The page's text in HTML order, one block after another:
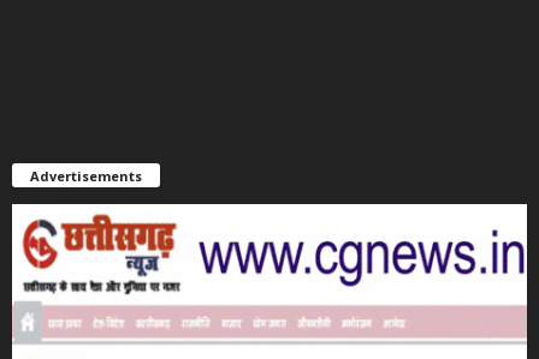
Advertisements